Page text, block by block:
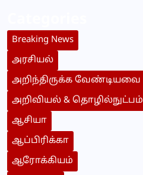
Breaking News
அரசியல்
அறிந்திருக்க வேண்டியவை
அறிவியல் & தொழில்நுட்பம்
ஆசியா
ஆப்பிரிக்கா
ஆரோக்கியம்